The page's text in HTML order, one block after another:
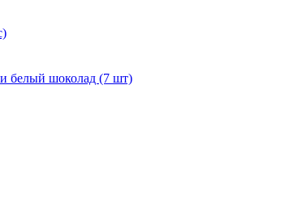
белый шоколад (7 шт)